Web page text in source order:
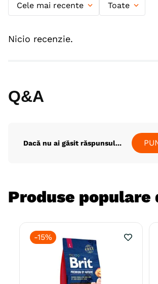
Cele mai recente Toate
Nicio recenzie.
Q&A
Dacă nu ai găsit răspunsul...
Produse populare
-15%